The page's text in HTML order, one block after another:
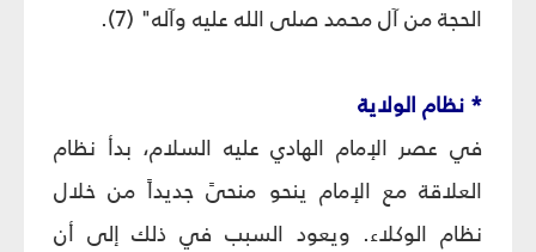
الحجة من آل محمد صلى الله عليه وآله" (7).
* نظام الولاية
في عصر الإمام الهادي عليه السلام، بدأ نظام
العلاقة مع الإمام ينحو منحىً جديداً من خلال
نظام الوكلاء. ويعود السبب في ذلك إلى أن